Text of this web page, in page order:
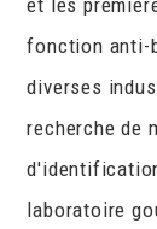
fonction anti-
diverses
recherche de
laboratoire